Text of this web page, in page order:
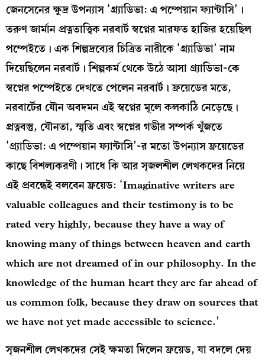
জেনসেনের ক্ষুদ্র উপন্যাস ‘গ্র্যাডিভা: এ পম্পেয়ান ফ্যান্টাসি’।
তরুণ জার্মান প্রত্নতাত্ত্বিক নরবার্ট স্বপ্নের মারফত হাজির হয়েছিল
পম্পেইতে। এক শিল্পদ্রব্যের চিত্রিত নারীকে ‘গ্র্যাডিভা’ নাম
দিয়েছিলেন নরবার্ট। শিল্পকর্ম থেকে উঠে আসা গ্র্যাডিভা-কে
স্বপ্নের পম্পেইতে দেখতে পেলেন নরবার্ট। ফ্রয়েডের মতে,
নরবার্টের যৌন অবদমন এই স্বপ্নের মূলে কলকাঠি নেড়েছে।
প্রত্নবস্তু, যৌনতা, স্মৃতি এবং স্বপ্নের গভীর সম্পর্ক খুঁজতে
‘গ্র্যাডিভা: এ পম্পেয়ান ফ্যান্টাসি’-র মতো উপন্যাস ফ্রয়েডের
কাছে বিশল্যকরণী। সাধে কি আর সৃজলশীল লেখকদের নিয়ে
এই প্রবন্ধেই বলবেন ফ্রয়েড: ‘Imaginative writers are
valuable colleagues and their testimony is to be
rated very highly, because they have a way of
knowing many of things between heaven and earth
which are not dreamed of in our philosophy. In the
knowledge of the human heart they are far ahead of
us common folk, because they draw on sources that
we have not yet made accessible to science.’
সৃজনশীল লেখকদের সেই ক্ষমতা দিলেন ফ্রয়েড, যা বদলে দেয়